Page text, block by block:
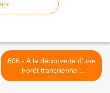
606 - A la découverte d'une
Forêt francilienne :
18/06/2022 >